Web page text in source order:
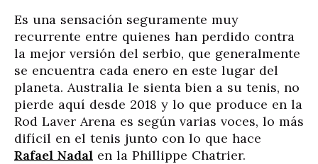
Es una sensación seguramente muy
recurrente entre quienes han perdido contra
la mejor versión del serbio, que generalmente
se encuentra cada enero en este lugar del
planeta. Australia le sienta bien a su tenis, no
pierde aquí desde 2018 y lo que produce en la
Rod Laver Arena es según varias voces, lo más
difícil en el tenis junto con lo que hace
Rafael Nadal en la Phillippe Chatrier.